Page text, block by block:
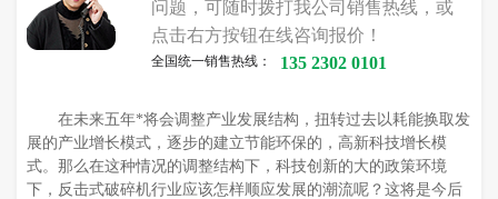
问题，可随时拨打我公司销售热线，或
点击右方按钮在线咨询报价！
全国统一销售热线： 135 2302 0101
在未来五年*将会调整产业发展结构，扭转过去以耗能换取发
展的产业增长模式，逐步的建立节能环保的，高新科技增长模
式。那么在这种情况的调整结构下，科技创新的大的政策环境
下，反击式破碎机行业应该怎样顺应发展的潮流呢？这将是今后